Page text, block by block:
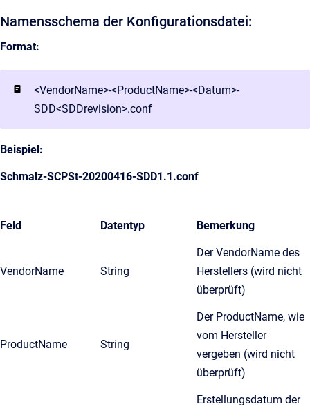
Namensschema der Konfigurationsdatei:
Format:
<VendorName>-<ProductName>-<Datum>-
SDD<SDDrevision>.conf
Beispiel:
Schmalz-SCPSt-20200416-SDD1.1.conf
Feld Datentyp Bemerkung
VendorName String
Der VendorName des
Herstellers (wird nicht
überprüft)
ProductName String
Der ProductName, wie
vom Hersteller
vergeben (wird nicht
überprüft)
Erstellungsdatum der